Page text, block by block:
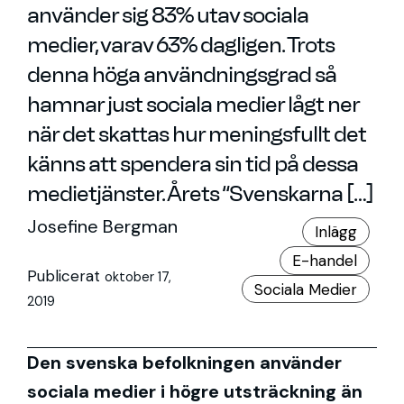
använder sig 83% utav sociala
medier, varav 63% dagligen. Trots
denna höga användningsgrad så
hamnar just sociala medier lågt ner
när det skattas hur meningsfullt det
känns att spendera sin tid på dessa
medietjänster. Årets “Svenskarna […]
Josefine Bergman
Publicerat oktober 17,
2019
Inlägg
E-handel
Sociala Medier
Den svenska befolkningen använder
sociala medier i högre utsträckning än